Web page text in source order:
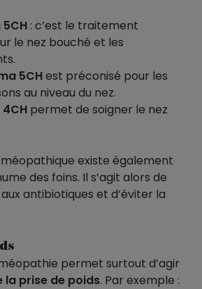
: c’est le traitement
le nez bouché et les
5CHest préconisé pour les
au niveau du nez.
permet de soigner le nez
existe également
des foins. Il s’agit alors de
antibiotiques et d’éviter la
permet surtout d’agir
la prise de poids. Par exemple :